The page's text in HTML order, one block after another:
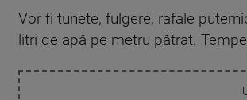
Vor fi tunete, fulgere, rafale
litri de apă pe metru pătrat.